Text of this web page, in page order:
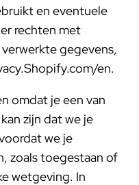
en eventuele
rechten met
gegevens,
en.
omdat je een van
zijn dat we je
we je
zoals toegestaan of
wetgeving. In